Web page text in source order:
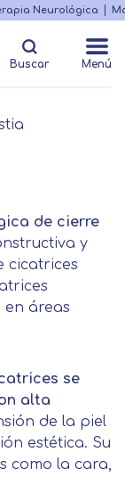
Neurológica
Buscar Menú
de cierre
y
cicatrices
en áreas
se
alta
de la piel
estética. Su
como la cara,